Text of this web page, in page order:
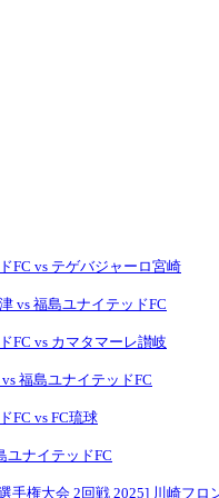
FC vs テゲバジャーロ宮崎
vs 福島ユナイテッドFC
FC vs カマタマーレ讃岐
福島ユナイテッドFC
FC vs FC琉球
ユナイテッドFC
手権大会 2回戦 2025] 川崎フロ